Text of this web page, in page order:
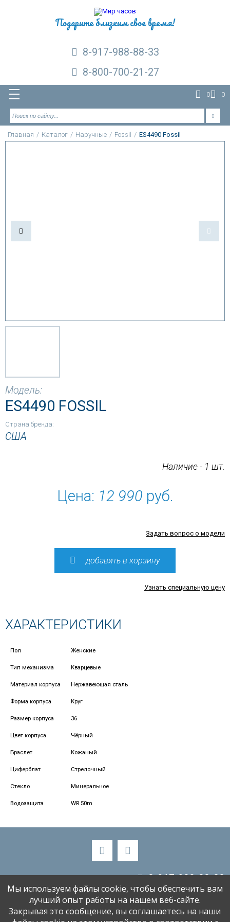
Подарите близким свое время!
8-917-988-88-33
8-800-700-21-27
0 0
Главная / Каталог / Наручные / Fossil / ES4490 Fossil
Модель:
ES4490 FOSSIL
Страна бренда:
США
Наличие - 1 шт.
Цена: 12 990 руб.
Задать вопрос о модели
добавить в корзину
Узнать специальную цену
ХАРАКТЕРИСТИКИ
Пол Женские
Тип механизма Кварцевые
Материал корпуса Нержавеющая сталь
Форма корпуса Круг
Размер корпуса 36
Цвет корпуса Чёрный
Браслет Кожаный
Циферблат Стрелочный
Стекло Минеральное
Водозащита WR 50m
8-917-988-88-33
alenaski58@bk.ru
Мы используем файлы cookie, чтобы обеспечить вам
лучший опыт работы на нашем веб-сайте.
Закрывая это сообщение, вы соглашаетесь на наши